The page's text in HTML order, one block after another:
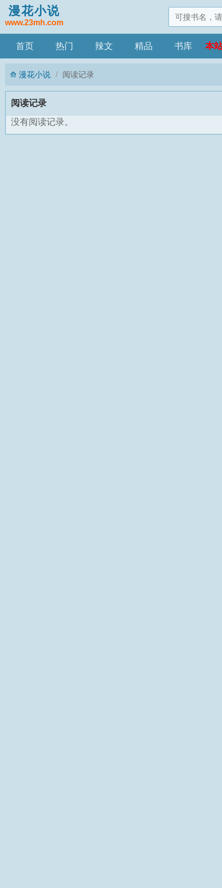
漫花小说
www.23mh.com
首页 热门 辣文 精品 书库 本
漫花小说 阅读记录
阅读记录
没有阅读记录。